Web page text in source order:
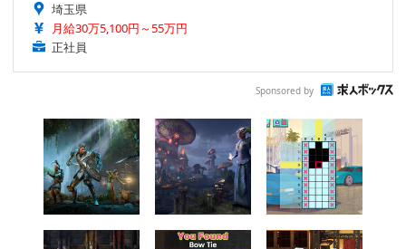
埼玉県
月給30万5,100円～55万円
正社員
Sponsored by